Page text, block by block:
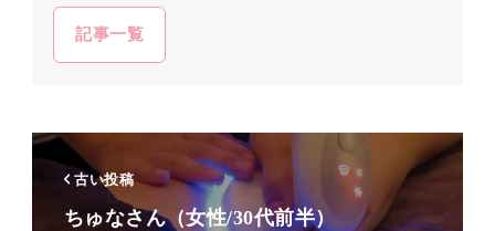
記事一覧
古い投稿
ちゅなさん（女性/30代前半）